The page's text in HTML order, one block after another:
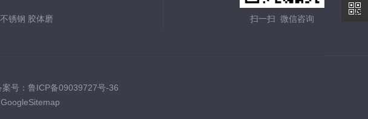
锈钢 胶体磨 扫一扫 微信咨询
号： 鲁ICP备09039727号-36
GoogleSitemap